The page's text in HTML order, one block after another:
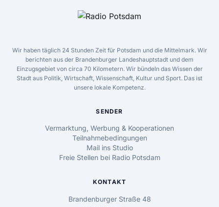
Wir haben täglich 24 Stunden Zeit für Potsdam und die Mittelmark. Wir
berichten aus der Brandenburger Landeshauptstadt und dem
Einzugsgebiet von circa 70 Kilometern. Wir bündeln das Wissen der
Stadt aus Politik, Wirtschaft, Wissenschaft, Kultur und Sport. Das ist
unsere lokale Kompetenz.
SENDER
Vermarktung, Werbung & Kooperationen
Teilnahmebedingungen
Mail ins Studio
Freie Stellen bei Radio Potsdam
KONTAKT
Brandenburger Straße 48